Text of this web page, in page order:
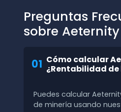
Preguntas
sobre
01 Cómo calcular
¿Rentabilidad
Puedes calcular
de minería usando